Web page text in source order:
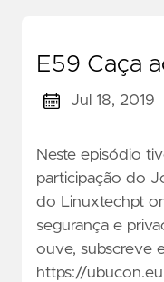
E59 Caça
Jul 18, 2019
Neste episódio
participação do
do Linuxtechpt
segurança e
ouve, subscreve
https://ubucon.eu